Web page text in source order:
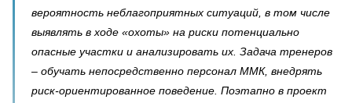
вероятность неблагоприятных ситуаций, в том числе
выявлять в ходе «охоты» на риски потенциально
опасные участки и анализировать их. Задача тренеров
– обучать непосредственно персонал ММК, внедрять
риск-ориентированное поведение. Поэтапно в проект